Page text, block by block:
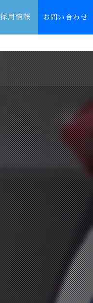
採用情報 お問い合わせ